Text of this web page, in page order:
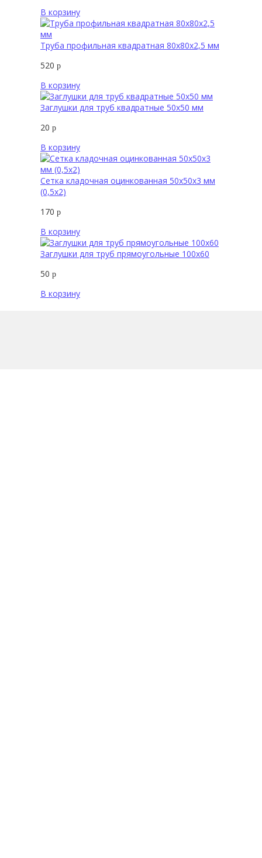
В корзину
Труба профильная квадратная 80х80х2,5 мм
520 р
В корзину
Заглушки для труб квадратные 50х50 мм
20 р
В корзину
Сетка кладочная оцинкованная 50х50х3 мм
(0,5х2)
170 р
В корзину
Заглушки для труб прямоугольные 100х60
50 р
В корзину